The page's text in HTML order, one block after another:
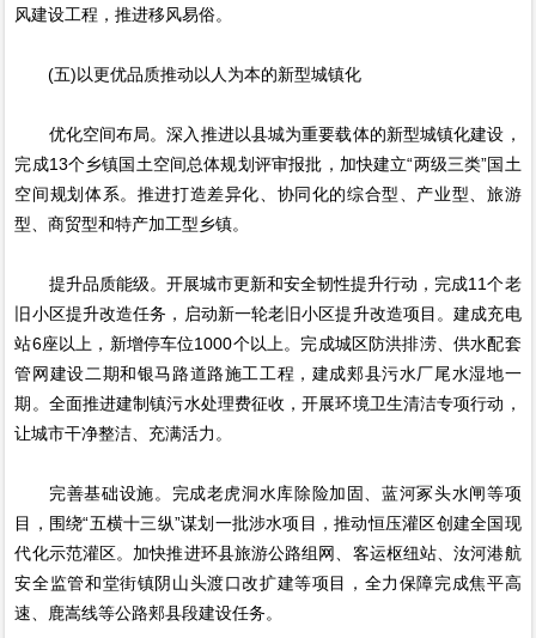
风建设工程，推进移风易俗。
(五)以更优品质推动以人为本的新型城镇化
优化空间布局。深入推进以县城为重要载体的新型城镇化建设，
完成13个乡镇国土空间总体规划评审报批，加快建立“两级三类”国土
空间规划体系。推进打造差异化、协同化的综合型、产业型、旅游
型、商贸型和特产加工型乡镇。
提升品质能级。开展城市更新和安全韧性提升行动，完成11个老
旧小区提升改造任务，启动新一轮老旧小区提升改造项目。建成充电
站6座以上，新增停车位1000个以上。完成城区防洪排涝、供水配套
管网建设二期和银马路道路施工工程，建成郏县污水厂尾水湿地一
期。全面推进建制镇污水处理费征收，开展环境卫生清洁专项行动，
让城市干净整洁、充满活力。
完善基础设施。完成老虎洞水库除险加固、蓝河冢头水闸等项
目，围绕“五横十三纵”谋划一批涉水项目，推动恒压灌区创建全国现
代化示范灌区。加快推进环县旅游公路组网、客运枢纽站、汝河港航
安全监管和堂街镇阴山头渡口改扩建等项目，全力保障完成焦平高
速、鹿嵩线等公路郏县段建设任务。